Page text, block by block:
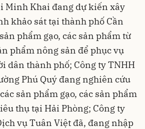
Minh Khai đang dự kiến xây
khảo sát tại thành phố Cần
phẩm gạo, các sản phẩm từ
phẩm nông sản để phục vụ
dân thành phố; Công ty TNHH
Phú Quý đang nghiên cứu
sản phẩm gạo, các sản phẩm
thụ tại Hải Phòng; Công ty
vụ Tuân Việt đã, đang nhập